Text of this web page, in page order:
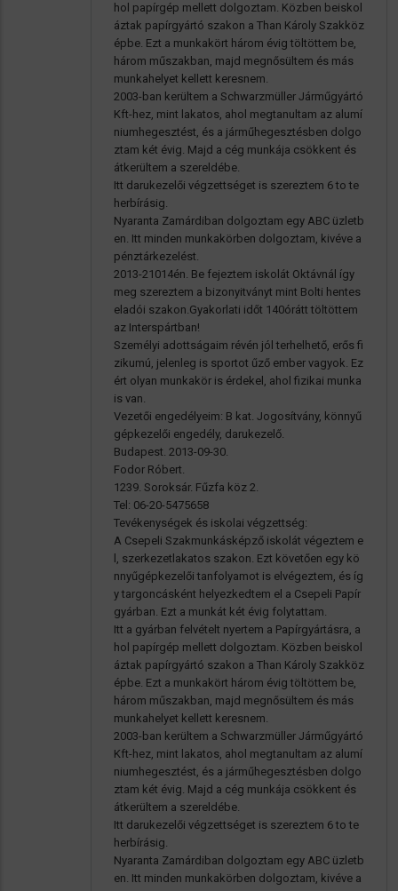
hol papírgép mellett dolgoztam. Közben beiskol
áztak papírgyártó szakon a Than Károly Szakköz
épbe. Ezt a munkakört három évig töltöttem be,
három műszakban, majd megnősültem és más
munkahelyet kellett keresnem.
2003-ban kerültem a Schwarzmüller Járműgyártó
Kft-hez, mint lakatos, ahol megtanultam az alumí
niumhegesztést, és a járműhegesztésben dolgo
ztam két évig. Majd a cég munkája csökkent és
átkerültem a szereldébe.
Itt darukezelői végzettséget is szereztem 6 to te
herbírásig.
Nyaranta Zamárdiban dolgoztam egy ABC üzletb
en. Itt minden munkakörben dolgoztam, kivéve a
pénztárkezelést.
2013-21014én. Be fejeztem iskolát Oktávnál így
meg szereztem a bizonyitványt mint Bolti hentes
eladói szakon.Gyakorlati időt 140órátt töltöttem
az Interspártban!
Személyi adottságaim révén jól terhelhető, erős fi
zikumú, jelenleg is sportot űző ember vagyok. Ez
ért olyan munkakör is érdekel, ahol fizikai munka
is van.
Vezetői engedélyeim: B kat. Jogosítvány, könnyű
gépkezelői engedély, darukezelő.
Budapest. 2013-09-30.
Fodor Róbert.
1239. Soroksár. Fűzfa köz 2.
Tel: 06-20-5475658
Tevékenységek és iskolai végzettség:
A Csepeli Szakmunkásképző iskolát végeztem e
l, szerkezetlakatos szakon. Ezt követően egy kö
nnyűgépkezelői tanfolyamot is elvégeztem, és íg
y targoncásként helyezkedtem el a Csepeli Papír
gyárban. Ezt a munkát két évig folytattam.
Itt a gyárban felvételt nyertem a Papírgyártásra, a
hol papírgép mellett dolgoztam. Közben beiskol
áztak papírgyártó szakon a Than Károly Szakköz
épbe. Ezt a munkakört három évig töltöttem be,
három műszakban, majd megnősültem és más
munkahelyet kellett keresnem.
2003-ban kerültem a Schwarzmüller Járműgyártó
Kft-hez, mint lakatos, ahol megtanultam az alumí
niumhegesztést, és a járműhegesztésben dolgo
ztam két évig. Majd a cég munkája csökkent és
átkerültem a szereldébe.
Itt darukezelői végzettséget is szereztem 6 to te
herbírásig.
Nyaranta Zamárdiban dolgoztam egy ABC üzletb
en. Itt minden munkakörben dolgoztam, kivéve a